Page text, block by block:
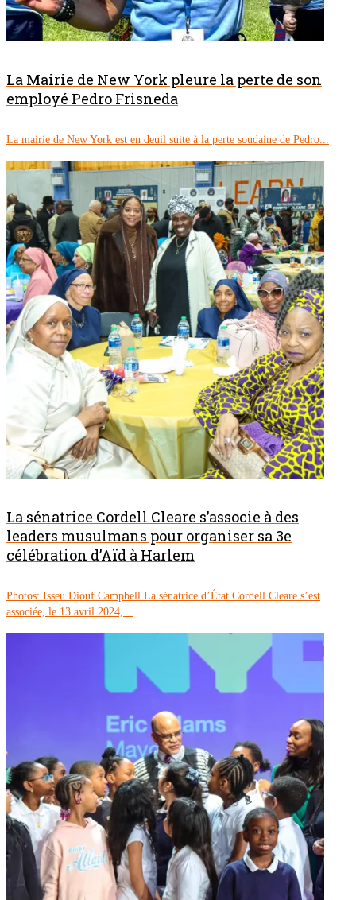
La Mairie de New York pleure la perte de son
employé Pedro Frisneda
La mairie de New York est en deuil suite à la perte soudaine de Pedro...
La sénatrice Cordell Cleare s’associe à des
leaders musulmans pour organiser sa 3e
célébration d’Aïd à Harlem
Photos: Isseu Diouf Campbell La sénatrice d’État Cordell Cleare s’est
associée, le 13 avril 2024,...